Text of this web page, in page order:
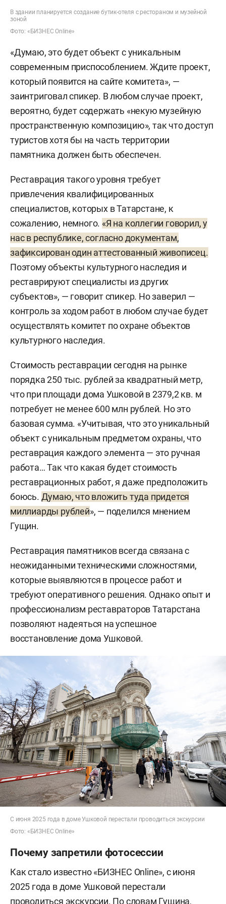
Казани подала иск к минкульту Татарстана,
обвиняя его в незаконном бездействии в
проекта по ремонту было выделено 12,9 млн
рублей — тендер в 2020-м выиграла казанская
компания «ПЦ Град».
В здании планируется создание бутик-отеля с рестораном и музейной
зоной
Фото: «БИЗНЕС Online»
«Думаю, это будет объект с уникальным
современным приспособлением. Ждите проект,
который появится на сайте комитета», —
заинтриговал спикер. В любом случае проект,
вероятно, будет содержать «некую музейную
пространственную композицию», так что доступ
туристов хотя бы на часть территории
памятника должен быть обеспечен.
Реставрация такого уровня требует
привлечения квалифицированных
специалистов, которых в Татарстане, к
сожалению, немного. «Я на коллегии говорил, у
нас в республике, согласно документам,
зафиксирован один аттестованный живописец.
Поэтому объекты культурного наследия и
реставрируют специалисты из других
субъектов», — говорит спикер. Но заверил —
контроль за ходом работ в любом случае будет
осуществлять комитет по охране объектов
культурного наследия.
Стоимость реставрации сегодня на рынке
порядка 250 тыс. рублей за квадратный метр,
что при площади дома Ушковой в 2379,2 кв. м
потребует не менее 600 млн рублей. Но это
базовая сумма. «Учитывая, что это уникальный
объект с уникальным предметом охраны, что
реставрация каждого элемента — это ручная
работа… Так что какая будет стоимость
реставрационных работ, я даже предположить
боюсь. Думаю, что вложить туда придется
миллиарды рублей», — поделился мнением
Гущин.
Реставрация памятников всегда связана с
неожиданными техническими сложностями,
которые выявляются в процессе работ и
требуют оперативного решения. Однако опыт и
профессионализм реставраторов Татарстана
позволяют надеяться на успешное
восстановление дома Ушковой.
С июня 2025 года в доме Ушковой перестали проводиться экскурсии
Фото: «БИЗНЕС Online»
Почему запретили фотосессии
Как стало известно «БИЗНЕС Online», с июня
2025 года в доме Ушковой перестали
проводиться экскурсии. По словам Гущина,